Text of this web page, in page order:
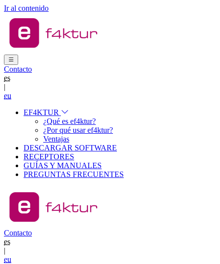
Ir al contenido
Contacto
es
|
eu
EF4KTUR
¿Qué es ef4ktur?
¿Por qué usar ef4ktur?
Ventajas
DESCARGAR SOFTWARE
RECEPTORES
GUÍAS Y MANUALES
PREGUNTAS FRECUENTES
Contacto
es
|
eu